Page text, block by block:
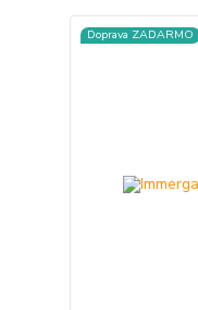
Doprava ZADARMO